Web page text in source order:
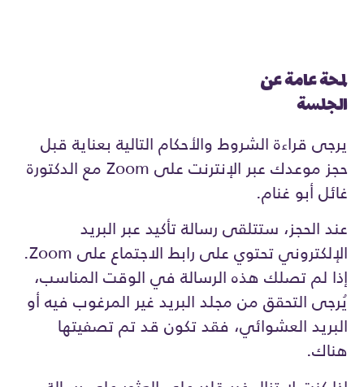
لمحة عامة عن
الجلسة
يرجى قراءة الشروط والأحكام التالية بعناية قبل
حجز موعدك عبر الإنترنت على Zoom مع الدكتورة
غائل أبو غنام.
عند الحجز، ستتلقى رسالة تأكيد عبر البريد
الإلكتروني تحتوي على رابط الاجتماع على Zoom.
إذا لم تصلك هذه الرسالة في الوقت المناسب،
يُرجى التحقق من مجلد البريد غير المرغوب فيه أو
البريد العشوائي، فقد تكون قد تم تصفيتها
هناك.